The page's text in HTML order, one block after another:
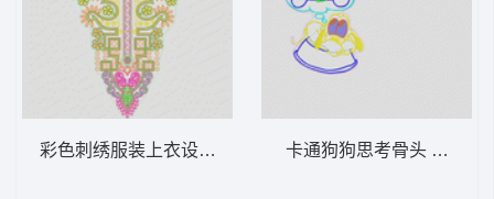
彩色刺绣服装上衣设计图 复杂领民族卡通狗狗思考骨头 狗卡通